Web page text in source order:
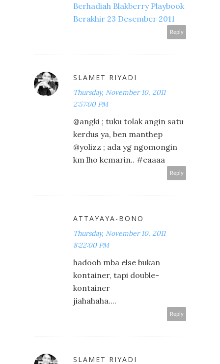
Berhadiah Blakberry Playbook
Berakhir 23 Desember 2011
Reply
SLAMET RIYADI
Thursday, November 10, 2011
2:57:00 PM
@angki ; tuku tolak angin satu
kerdus ya, ben manthep
@yolizz ; ada yg ngomongin
km lho kemarin.. #eaaaa
Reply
ATTAYAYA-BONO
Thursday, November 10, 2011
8:22:00 PM
hadooh mba else bukan
kontainer, tapi double-
kontainer
jiahahaha....
Reply
SLAMET RIYADI